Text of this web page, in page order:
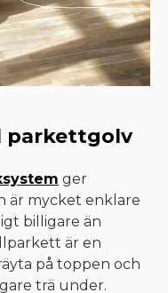
parkettgolv
ger
är mycket enklare
billigare än
är en
på toppen och
trä under.